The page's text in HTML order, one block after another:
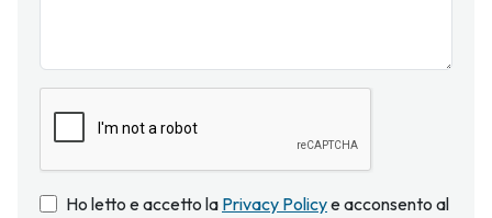
Ho letto e accetto la Privacy Policye acconsento al